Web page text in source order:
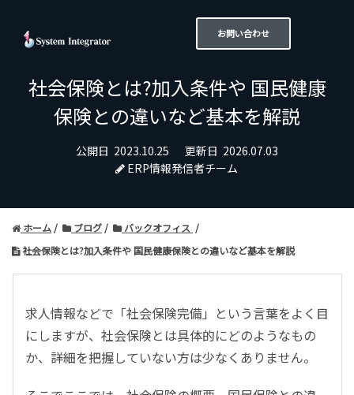
お問い合わせ
社会保険とは?加入条件や 国民健康
保険との違いなど基本を解説
公開日 2023.10.25 更新日 2026.07.03
ERP情報発信者チーム
ホーム ブログ
バックオフィス
社会保険とは?加入条件や 国民健康保険との違いなど基本を解説
求人情報などで「社会保険完備」という言葉をよく目
にしますが、社会保険とは具体的にどのようなもの
か、詳細を把握していない方は少なくありません。